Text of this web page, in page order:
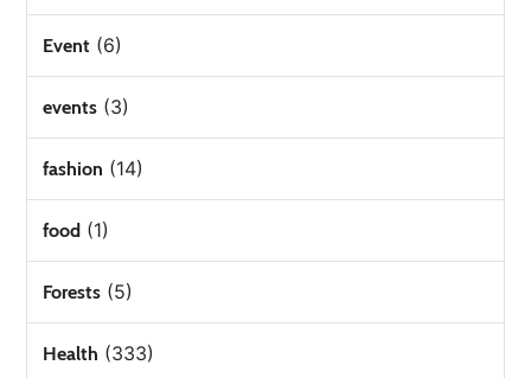
Event (6)
events (3)
fashion (14)
food (1)
Forests (5)
Health (333)